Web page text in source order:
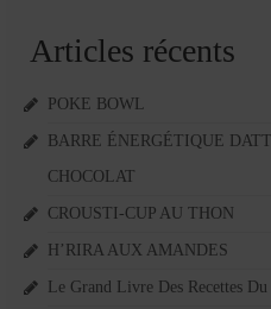
Articles récents
POKE BOWL
BARRE ÉNERGÉTIQUE
CHOCOLAT
CROUSTI-CUP AU THON
H’RIRA AUX AMANDES
Le Grand Livre Des Recettes